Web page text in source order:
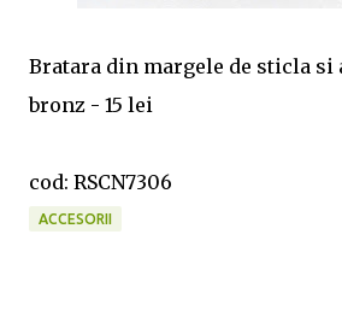
Bratara din margele de sticla
bronz - 15 lei
cod: RSCN7306
ACCESORII